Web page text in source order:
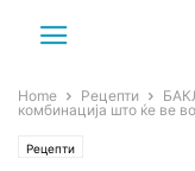
Home Рецепти
комбинација што ќе ве
Рецепти